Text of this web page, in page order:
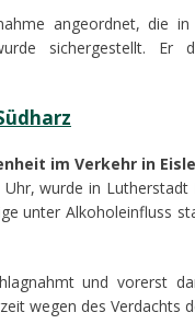
angeordnet, die
sichergestellt.
im Verkehr in
wurde in
unter Alkoholeinfluss
und vorerst
wegen des Verdachts